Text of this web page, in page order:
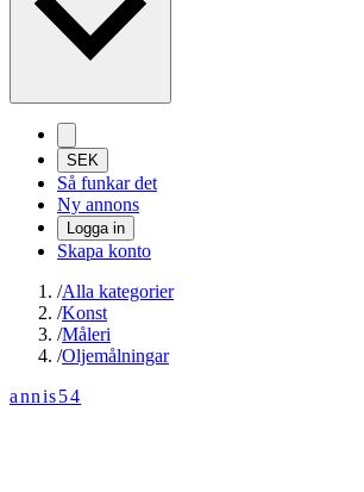
SEK
Så funkar det
Ny annons
Logga in
Skapa konto
/Alla kategorier
/Konst
/Måleri
/Oljemålningar
annis54